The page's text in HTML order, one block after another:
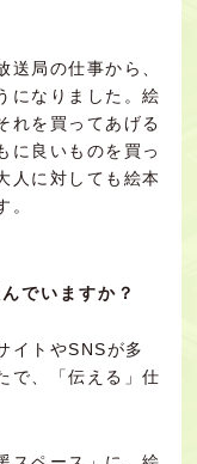
送局の仕事から、
になりました。絵
れを買ってあげる
に良いものを買っ
人に対しても絵本
。
でいますか？
イトやSNSが多
で、「伝える」仕